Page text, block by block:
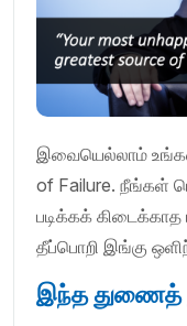
இவையெல்லாம்
of Failure. நீங்கள்
படிக்கக்
தீப்பொறி இங்கு
இந்த துணைத்